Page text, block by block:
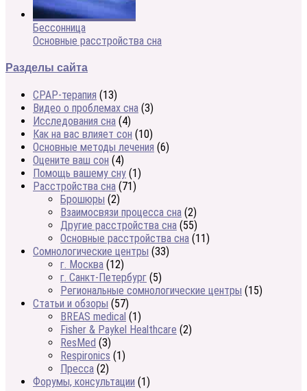
Бессонница
Основные расстройства сна
Разделы сайта
CPAP-терапия (13)
Видео о проблемах сна (3)
Исследования сна (4)
Как на вас влияет сон (10)
Основные методы лечения (6)
Оцените ваш сон (4)
Помощь вашему сну (1)
Расстройства сна (71)
Брошюры (2)
Взаимосвязи процесса сна (2)
Другие расстройства сна (55)
Основные расстройства сна (11)
Сомнологические центры (33)
г. Москва (12)
г. Санкт-Петербург (5)
Региональные сомнологические центры (15)
Статьи и обзоры (57)
BREAS medical (1)
Fisher & Paykel Healthcare (2)
ResMed (3)
Respironics (1)
Пресса (2)
Форумы, консультации (1)